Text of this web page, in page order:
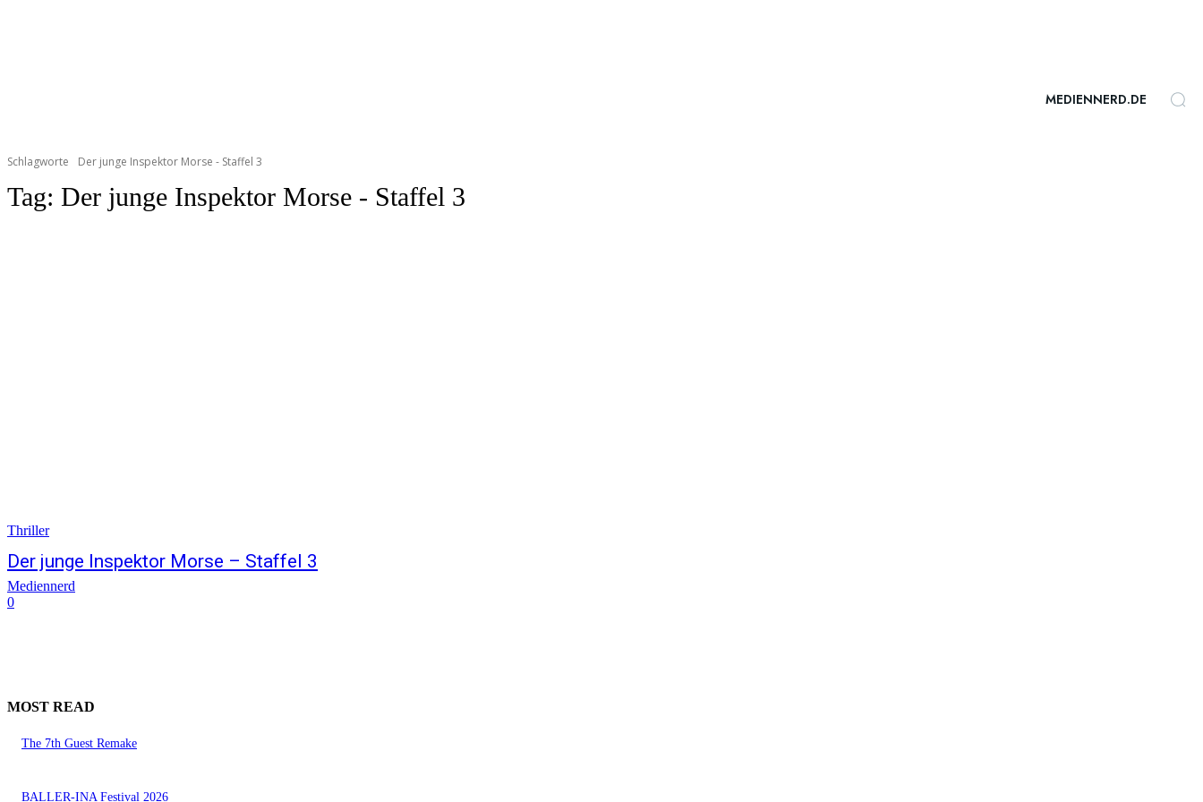
MEDIENNERD.DE
Schlagworte Der junge Inspektor Morse - Staffel 3
Tag: Der junge Inspektor Morse - Staffel 3
Thriller
Der junge Inspektor Morse – Staffel 3
Mediennerd
0
MOST READ
The 7th Guest Remake
BALLER-INA Festival 2026